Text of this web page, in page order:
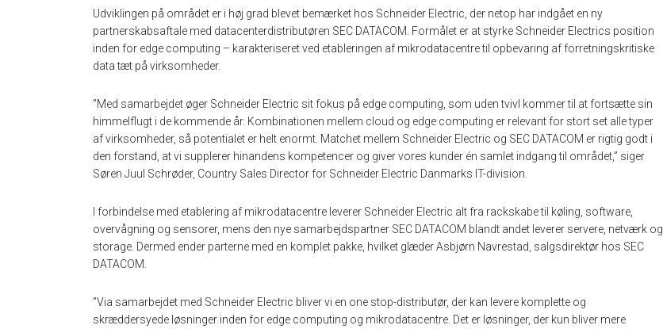
Udviklingen på området er i høj grad blevet bemærket hos Schneider Electric, der netop har indgået en ny
partnerskabsaftale med datacenterdistributøren SEC DATACOM. Formålet er at styrke Schneider Electrics position
inden for edge computing – karakteriseret ved etableringen af mikrodatacentre til opbevaring af forretningskritiske
data tæt på virksomheder.
”Med samarbejdet øger Schneider Electric sit fokus på edge computing, som uden tvivl kommer til at fortsætte sin
himmelflugt i de kommende år. Kombinationen mellem cloud og edge computing er relevant for stort set alle typer
af virksomheder, så potentialet er helt enormt. Matchet mellem Schneider Electric og SEC DATACOM er rigtig godt i
den forstand, at vi supplerer hinandens kompetencer og giver vores kunder én samlet indgang til området,” siger
Søren Juul Schrøder, Country Sales Director for Schneider Electric Danmarks IT-division.
I forbindelse med etablering af mikrodatacentre leverer Schneider Electric alt fra rackskabe til køling, software,
overvågning og sensorer, mens den nye samarbejdspartner SEC DATACOM blandt andet leverer servere, netværk og
storage. Dermed ender parterne med en komplet pakke, hvilket glæder Asbjørn Navrestad, salgsdirektør hos SEC
DATACOM.
”Via samarbejdet med Schneider Electric bliver vi en one stop-distributør, der kan levere komplette og
skræddersyede løsninger inden for edge computing og mikrodatacentre. Det er løsninger, der kun bliver mere